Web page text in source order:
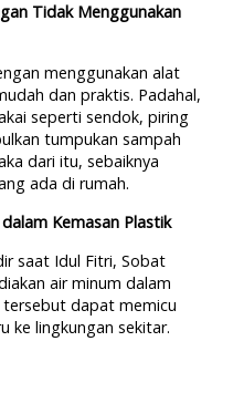
Tidak Menggunakan
menggunakan alat
dan praktis. Padahal,
seperti sendok, piring
tumpukan sampah
dari itu, sebaiknya
ada di rumah.
Kemasan Plastik
saat Idul Fitri, Sobat
air minum dalam
tersebut dapat memicu
ke lingkungan sekitar.